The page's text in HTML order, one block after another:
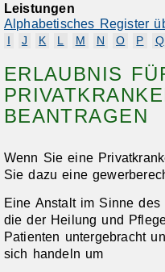
Leistungen
Alphabetisches Register
J K L M N O P Q
ERLAUBNIS
BEANTRAGEN
Wenn Sie eine
Sie dazu eine
Eine Anstalt im Sinne
die der Heilung und
Patienten untergebracht
sich handeln um